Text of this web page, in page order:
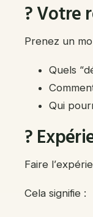
? Votre
Prenez un
Quels
Qui
?
Faire
Cela signifie :